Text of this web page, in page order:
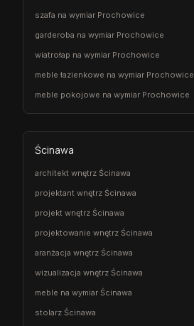
szafa na wymiar Prochowice
garderoba na wymiar Prochowice
wiatrołap na wymiar Prochowice
meble łazienkowe na wymiar Prochowice
meble pokojowe na wymiar Prochowice
Ścinawa
architekt wnętrz Ścinawa
projektant wnętrz Ścinawa
projekt wnętrz Ścinawa
projektowanie wnętrz Ścinawa
aranżacja wnętrz Ścinawa
wizualizacja wnętrz Ścinawa
meble na wymiar Ścinawa
stolarz Ścinawa